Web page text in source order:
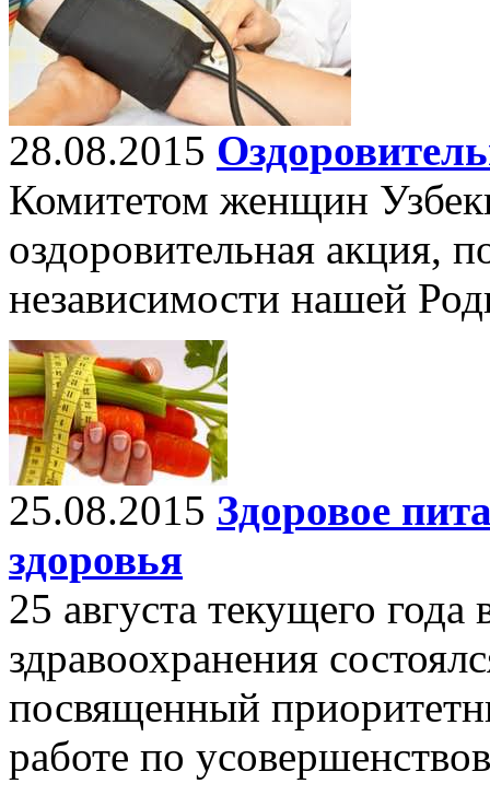
28.08.2015
Комитетом женщин
оздоровительная акция,
независимости нашей
25.08.2015 Здоровое
здоровья
25 августа текущего
здравоохранения
посвященный
работе по